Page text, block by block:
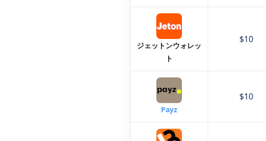
ジェットンウォレッ
ト
$10
Payz
$10